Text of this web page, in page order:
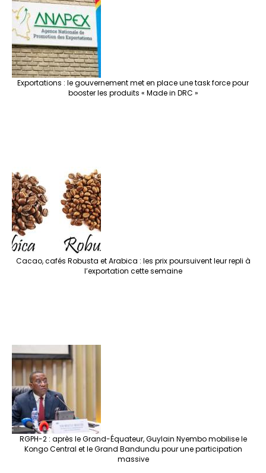
Exportations : le gouvernement met en place une task force pour
booster les produits « Made in DRC »
Cacao, cafés Robusta et Arabica : les prix poursuivent leur repli à
l’exportation cette semaine
RGPH-2 : après le Grand-Équateur, Guylain Nyembo mobilise le
Kongo Central et le Grand Bandundu pour une participation
massive